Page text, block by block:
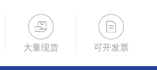
大量现货 可开发票